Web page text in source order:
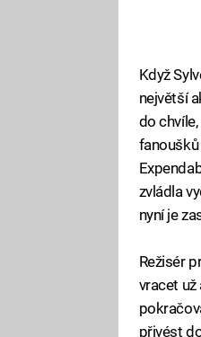
Když
největší
do
zvládla
nyní je
Režisér
vracet už
přivést